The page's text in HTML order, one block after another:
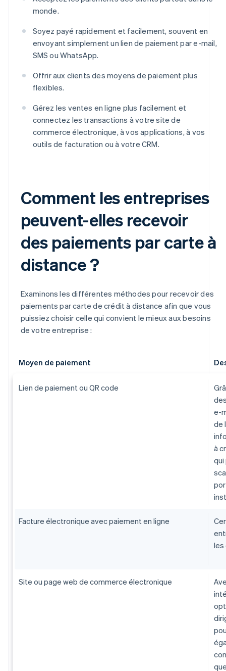
monde.
Soyez payé rapidement et facilement, souvent en
envoyant simplement un lien de paiement par e-mail,
SMS ou WhatsApp.
Offrir aux clients des moyens de paiement plus
flexibles.
Gérez les ventes en ligne plus facilement et
connectez les transactions à votre site de
commerce électronique, à vos applications, à vos
outils de facturation ou à votre CRM.
Comment les entreprises
peuvent-elles recevoir
des paiements par carte à
distance ?
Examinons les différentes méthodes pour recevoir des
paiements par carte de crédit à distance afin que vous
puissiez choisir celle qui convient le mieux aux besoins
de votre entreprise :
Moyen de paiement
Lien de paiement ou QR code
e-
de
à
qui
Facture électronique avec paiement en ligne
les
Site ou page web de commerce électronique